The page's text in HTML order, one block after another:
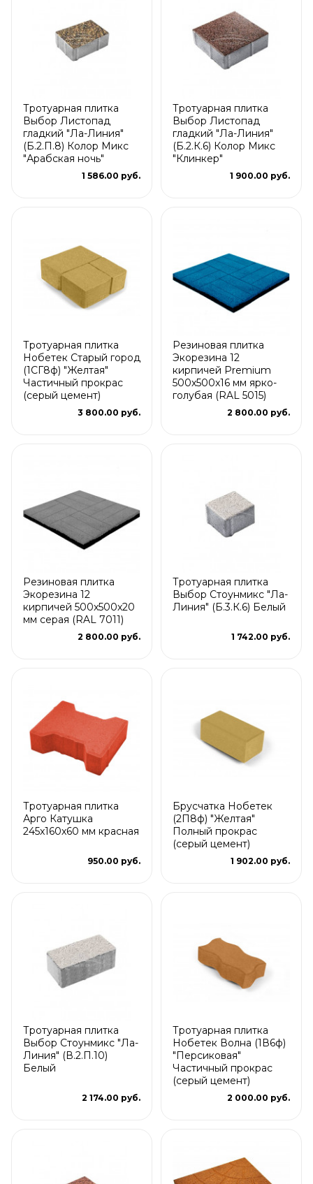
Тротуарная плитка
Выбор Листопад
гладкий "Ла-Линия"
(Б.2.П.8) Колор Микс
"Арабская ночь"
1 586.00 руб.
Тротуарная плитка
Выбор Листопад
гладкий "Ла-Линия"
(Б.2.К.6) Колор Микс
"Клинкер"
1 900.00 руб.
Тротуарная плитка
Нобетек Старый город
(1СГ8ф) "Желтая"
Частичный прокрас
(серый цемент)
3 800.00 руб.
Резиновая плитка
Экорезина 12
кирпичей Premium
500x500x16 мм ярко-
голубая (RAL 5015)
2 800.00 руб.
Резиновая плитка
Экорезина 12
кирпичей 500x500x20
мм серая (RAL 7011)
2 800.00 руб.
Тротуарная плитка
Выбор Стоунмикс "Ла-
Линия" (Б.3.К.6) Белый
1 742.00 руб.
Тротуарная плитка
Арго Катушка
245x160x60 мм красная
950.00 руб.
Брусчатка Нобетек
(2П8ф) "Желтая"
Полный прокрас
(серый цемент)
1 902.00 руб.
Тротуарная плитка
Выбор Стоунмикс "Ла-
Линия" (В.2.П.10)
Белый
2 174.00 руб.
Тротуарная плитка
Нобетек Волна (1В6ф)
"Персиковая"
Частичный прокрас
(серый цемент)
2 000.00 руб.